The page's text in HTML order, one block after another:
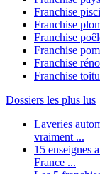
Franchise
Franchise
Franchise
Franchise
Franchise
Franchise
Dossiers les plus lus
Laveries
vraiment ...
15 enseignes
France ...